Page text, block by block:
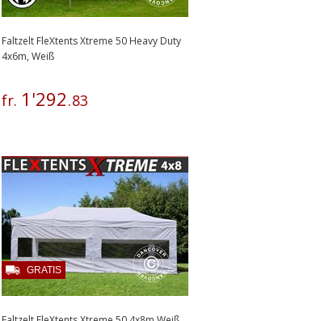
Faltzelt FleXtents Xtreme 50 Heavy Duty
4x6m, Weiß
fr. 1 '292.83
GRATIS